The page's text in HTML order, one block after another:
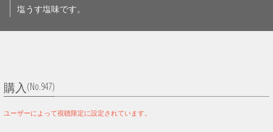
塩うす塩味です。
購入 (No.947)
ユーザーによって視聴限定に設定されています。